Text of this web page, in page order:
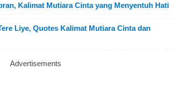
Kalimat Mutiara Cinta yang Menyentuh Hati
Liye, Quotes Kalimat Mutiara Cinta dan
Advertisements